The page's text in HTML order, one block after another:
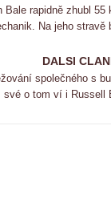
Bale rapidně zhubl 55
Na jeho stravě
DALSI
společného s
své o tom ví i Russell